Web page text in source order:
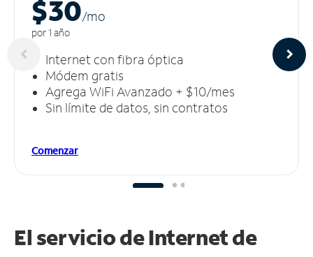
$30/mo
por 1 año
Internet con fibra óptica
Módem gratis
Agrega WiFi Avanzado + $10/mes
Sin límite de datos, sin contratos
Comenzar
El servicio de Internet de